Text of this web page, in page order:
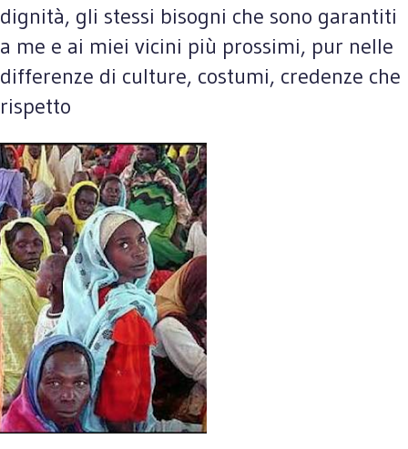
dignità, gli stessi bisogni che sono garantiti
a me e ai miei vicini più prossimi, pur nelle
differenze di culture, costumi, credenze che
rispetto